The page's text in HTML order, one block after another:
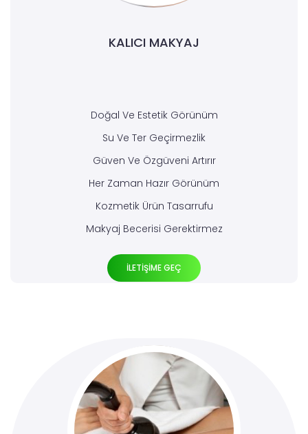
KALICI MAKYAJ
Doğal Ve Estetik Görünüm
Su Ve Ter Geçirmezlik
Güven Ve Özgüveni Artırır
Her Zaman Hazır Görünüm
Kozmetik Ürün Tasarrufu
Makyaj Becerisi Gerektirmez
İLETİŞİME GEÇ